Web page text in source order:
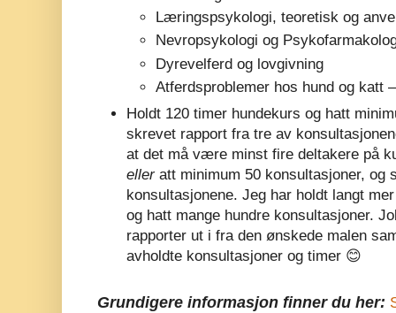
Læringspsykologi, teoretisk og
Nevropsykologi og
Dyrevelferd og lovgivning
Atferdsproblemer hos hund og katt
Holdt 120 timer hundekurs og hatt
skrevet rapport fra tre av
at det må være minst fire deltakere på
elleratt minimum 50 konsultasjoner, og
konsultasjonene. Jeg har holdt langt
og hatt mange hundre konsultasjoner.
rapporter ut i fra den ønskede malen
avholdte konsultasjoner og timer 😊
Grundigere informasjon finner du her: